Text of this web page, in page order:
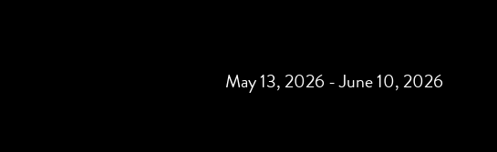
May 13, 2026 - June 10, 2026